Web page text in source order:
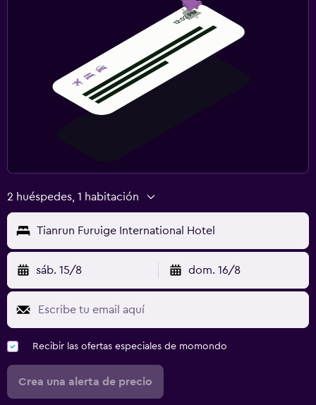
2 huéspedes, 1 habitación
Tianrun Furuige International Hotel
sáb. 15/8 dom. 16/8
Recibir las ofertas especiales de momondo
Crea una alerta de precio